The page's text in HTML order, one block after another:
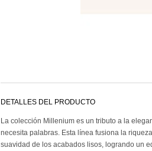
DETALLES DEL PRODUCTO
La colección Millenium es un tributo a la
necesita palabras. Esta línea fusiona la
suavidad de los acabados lisos, logrando un